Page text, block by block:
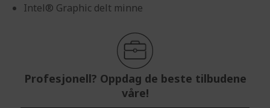
Intel® Graphic delt minne
Profesjonell? Oppdag de beste tilbudene
våre!